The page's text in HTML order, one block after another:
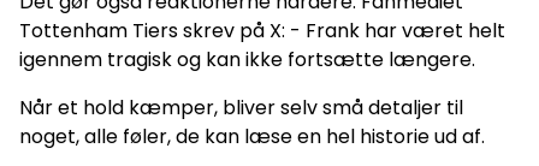
Tottenham Tiers skrev på X: - Frank har været helt
igennem tragisk og kan ikke fortsætte længere.
Når et hold kæmper, bliver selv små detaljer til
noget, alle føler, de kan læse en hel historie ud af.